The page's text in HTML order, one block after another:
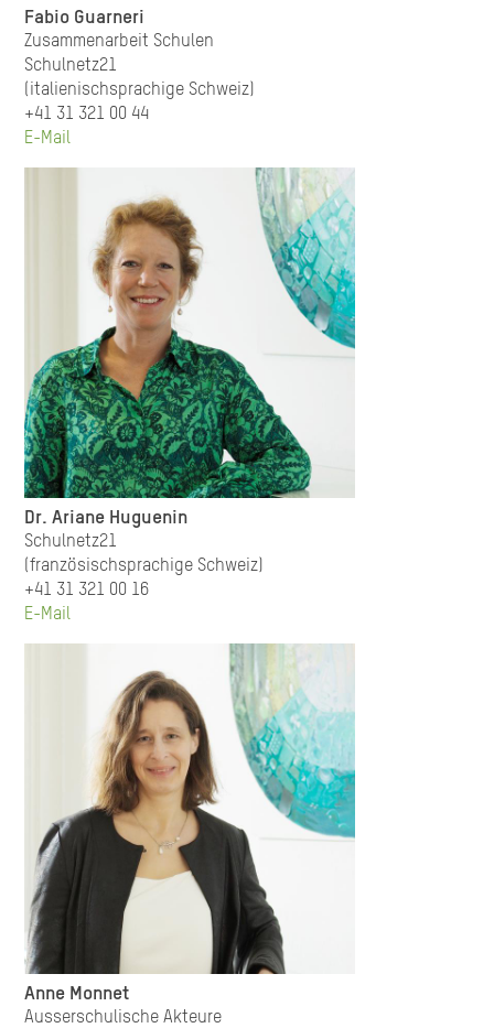
Fabio Guarneri
Zusammenarbeit Schulen
Schulnetz21
(italienischsprachige Schweiz)
+41 31 321 00 44
E-Mail
Dr. Ariane Huguenin
Schulnetz21
(französischsprachige Schweiz)
+41 31 321 00 16
E-Mail
Anne Monnet
Ausserschulische Akteure